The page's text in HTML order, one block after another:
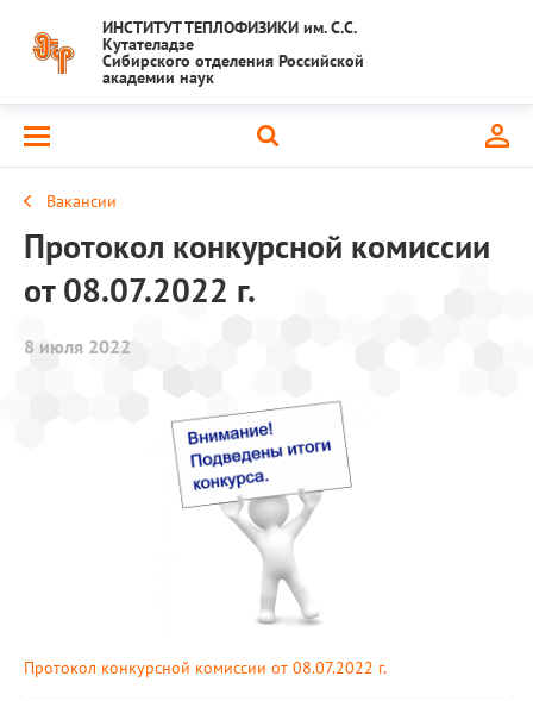
ИНСТИТУТ ТЕПЛОФИЗИКИ им. С.С.
Кутателадзе
Сибирского отделения Российской
академии наук
Вакансии
Протокол конкурсной комиссии
от 08.07.2022 г.
8 июля 2022
Протокол конкурсной комиссии от 08.07.2022 г.